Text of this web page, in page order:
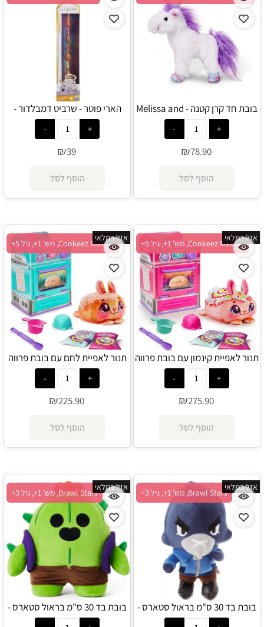
בובת חד קרן קטנה - Melissa and
₪78.90
הוסף לסל
הארי פוטר - שרביט דמבלדור -
Spin Master
₪39
הוסף לסל
Cookeez Makery, מש' 1+, גיל 5+
אזל במלאי
תנור לאפיית קינמון עם בובת פרווה
אינטראקטיבית - Cookeez
Makery
₪275.90
הוסף לסל
Cookeez Makery, מש' 1+, גיל 5+
אזל במלאי
תנור לאפיית לחם עם בובת פרווה
אינטראקטיבית - Cookeez
Makery
₪225.90
הוסף לסל
Brawl Stars, מש' 1+, גיל 3+
אזל במלאי
בובת בד 30 ס"מ בראול סטארס -
קרו - Brawl Stars
Brawl Stars, מש' 1+, גיל 3+
אזל במלאי
בובת בד 30 ס"מ בראול סטארס -
ספייק - Brawl Stars